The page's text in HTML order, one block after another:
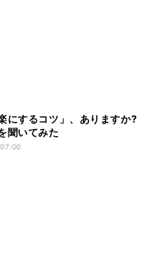
にするコツ」、ありますか?
聞いてみた